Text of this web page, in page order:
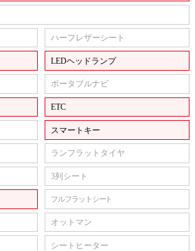
ハーフレザーシート
LEDヘッドランプ
ポータブルナビ
ETC
スマートキー
ランフラットタイヤ
3列シート
フルフラットシート
オットマン
シートヒーター